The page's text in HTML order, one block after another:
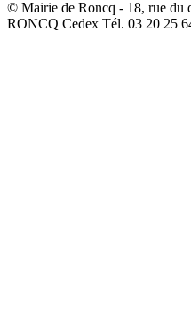
© Mairie de Roncq - 18, rue du
RONCQ Cedex Tél. 03 20 25